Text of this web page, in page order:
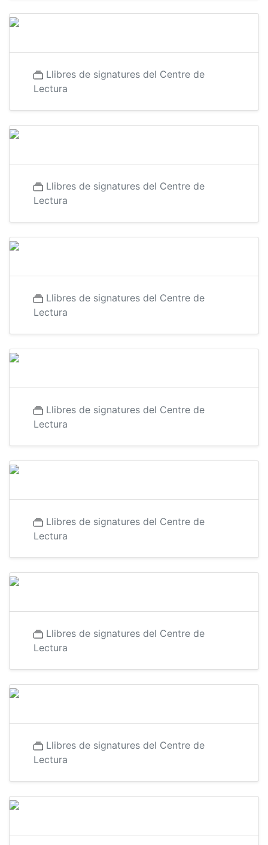
Llibres de signatures del Centre de
Lectura
Llibres de signatures del Centre de
Lectura
Llibres de signatures del Centre de
Lectura
Llibres de signatures del Centre de
Lectura
Llibres de signatures del Centre de
Lectura
Llibres de signatures del Centre de
Lectura
Llibres de signatures del Centre de
Lectura